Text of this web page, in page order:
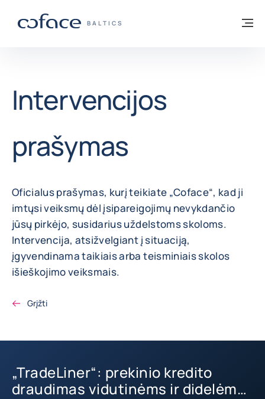
„COFACE“ FOR TRADE - GRUPĖS
BALTICS
Grįžti į pradžią
Intervencijos
prašymas
Oficialus prašymas, kurį teikiate „Coface“, kad ji
imtųsi veiksmų dėl įsipareigojimų nevykdančio
jūsų pirkėjo, susidarius uždelstoms skoloms.
Intervencija, atsižvelgiant į situaciją,
įgyvendinama taikiais arba teisminiais skolos
išieškojimo veiksmais.
Grįžti
„TradeLiner“: prekinio kredito
draudimas vidutinėms ir didelėms